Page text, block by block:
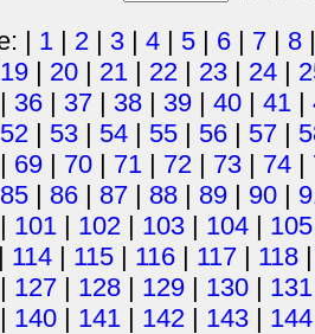
| 1 | 2 | 3 | 4 | 5 | 6 | 7 | 8
19 | 20 | 21 | 22 | 23 | 24 |
| 36 | 37 | 38 | 39 | 40 | 41 |
52 | 53 | 54 | 55 | 56 | 57 |
| 69 | 70 | 71 | 72 | 73 | 74 |
85 | 86 | 87 | 88 | 89 | 90 |
| 101 | 102 | 103 | 104 | 105
| 114 | 115 | 116 | 117 | 118
| 127 | 128 | 129 | 130 | 131
| 140 | 141 | 142 | 143 | 144